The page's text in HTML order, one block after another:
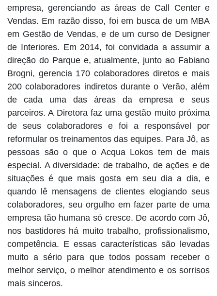
empresa, gerenciando as áreas de Call Center e
Vendas. Em razão disso, foi em busca de um MBA
em Gestão de Vendas, e de um curso de Designer
de Interiores. Em 2014, foi convidada a assumir a
direção do Parque e, atualmente, junto ao Fabiano
Brogni, gerencia 170 colaboradores diretos e mais
200 colaboradores indiretos durante o Verão, além
de cada uma das áreas da empresa e seus
parceiros. A Diretora faz uma gestão muito próxima
de seus colaboradores e foi a responsável por
reformular os treinamentos das equipes. Para Jô, as
pessoas são o que o Acqua Lokos tem de mais
especial. A diversidade: de trabalho, de ações e de
situações é que mais gosta em seu dia a dia, e
quando lê mensagens de clientes elogiando seus
colaboradores, seu orgulho em fazer parte de uma
empresa tão humana só cresce. De acordo com Jô,
nos bastidores há muito trabalho, profissionalismo,
competência. E essas características são levadas
muito a sério para que todos possam receber o
melhor serviço, o melhor atendimento e os sorrisos
mais sinceros.